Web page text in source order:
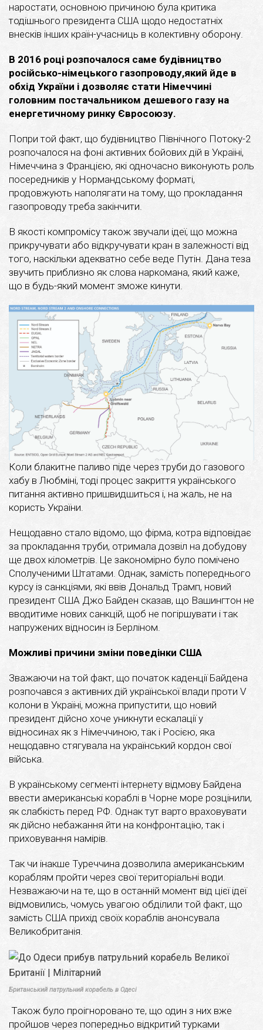
наростати, основною причиною була критика
тодішнього президента США щодо недостатніх
внесків інших країн-учасниць в колективну оборону.
В 2016 році розпочалося саме будівництво
російсько-німецького газопроводу,який йде в
обхід України і дозволяє стати Німеччині
головним постачальником дешевого газу на
енергетичному ринку Євросоюзу.
Попри той факт, що будівництво Північного Потоку-2
розпочалося на фоні активних бойових дій в Україні,
Німеччина з Францією, які одночасно виконують роль
посередників у Нормандському форматі,
продовжують наполягати на тому, що прокладання
газопроводу треба закінчити.
В якості компромісу також звучали ідеї, що можна
прикручувати або відкручувати кран в залежності від
того, наскільки адекватно себе веде Путін. Дана теза
звучить приблизно як слова наркомана, який каже,
що в будь-який момент зможе кинути.
Коли блакитне паливо піде через труби до газового
хабу в Любміні, тоді процес закриття українського
питання активно пришвидшиться і, на жаль, не на
користь України.
Нещодавно стало відомо, що фірма, котра відповідає
за прокладання труби, отримала дозвіл на добудову
ще двох кілометрів. Це закономірно було помічено
Сполученими Штатами. Однак, замість попереднього
курсу із санкціями, які ввів Дональд Трамп, новий
президент США Джо Байден сказав, що Вашингтон не
вводитиме нових санкцій, щоб не погіршувати і так
напружених відносин із Берліном.
Можливі причини зміни поведінки США
Зважаючи на той факт, що початок каденції Байдена
розпочався з активних дій української влади проти V
колони в Україні, можна припустити, що новий
президент дійсно хоче уникнути ескалації у
відносинах як з Німеччиною, так і Росією, яка
нещодавно стягувала на український кордон свої
війська.
В українському сегменті інтернету відмову Байдена
ввести американські кораблі в Чорне море розцінили,
як слабкість перед РФ. Однак тут варто враховувати
як дійсно небажання йти на конфронтацію, так і
приховування намірів.
Так чи інакше Туреччина дозволила американським
кораблям пройти через свої територіальні води.
Незважаючи на те, що в останній момент від цієї ідеї
відмовились, чомусь увагою обділили той факт, що
замість США прихід своїх кораблів анонсувала
Великобританія.
Британський патрульний корабель в Одесі
Також було проігноровано те, що один з них вже
пройшов через попередньо відкритий турками